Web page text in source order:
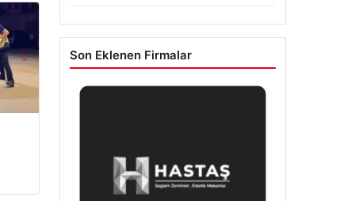
Son Eklenen Firmalar